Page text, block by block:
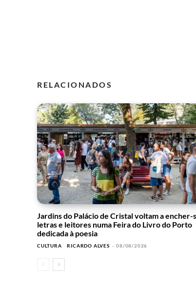
RELACIONADOS
Jardins do Palácio de Cristal voltam a encher-
letras e leitores numa Feira do Livro do Porto
dedicada à poesia
CULTURA RICARDO ALVES - 08/08/2026